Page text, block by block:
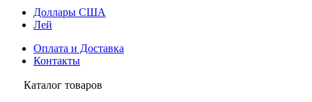
Доллары США
Лей
Оплата и Доставка
Контакты
Каталог товаров